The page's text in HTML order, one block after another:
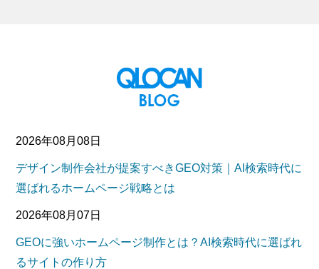
2026年08月08日
デザイン制作会社が提案すべきGEO対策｜AI検索時代に
選ばれるホームページ戦略とは
2026年08月07日
GEOに強いホームページ制作とは？AI検索時代に選ばれ
るサイトの作り方